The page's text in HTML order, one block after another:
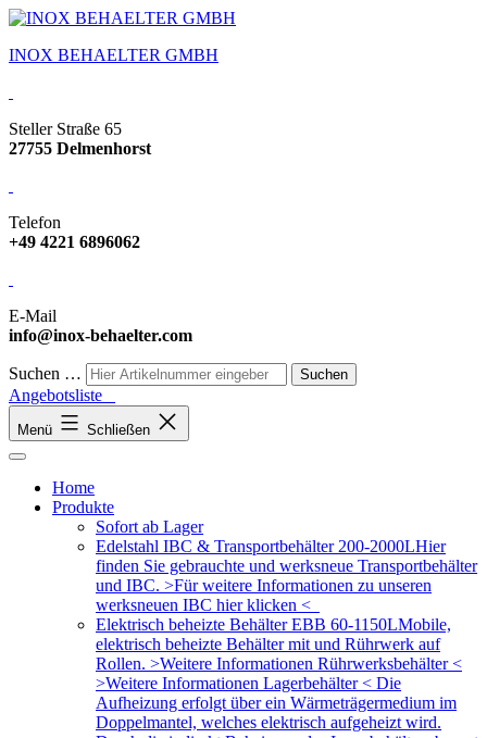
INOX BEHAELTER GMBH
Steller Straße 65
27755 Delmenhorst
Telefon
+49 4221 6896062
E-Mail
info@inox-behaelter.com
Suchen …
Angebotsliste
Menü Schließen
Home
Produkte
Sofort ab Lager
Edelstahl IBC & Transportbehälter 200-2000LHier
finden Sie gebrauchte und werksneue Transportbehälter
und IBC. >Für weitere Informationen zu unseren
werksneuen IBC hier klicken <
Elektrisch beheizte Behälter EBB 60-1150LMobile,
elektrisch beheizte Behälter mit und Rührwerk auf
Rollen. >Weitere Informationen Rührwerksbehälter <
>Weitere Informationen Lagerbehälter < Die
Aufheizung erfolgt über ein Wärmeträgermedium im
Doppelmantel, welches elektrisch aufgeheizt wird.